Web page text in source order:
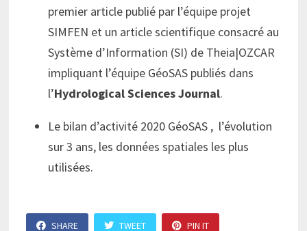
premier article publié par l’équipe projet
SIMFEN et un article scientifique consacré au
Système d’Information (SI) de Theia|OZCAR
impliquant l’équipe GéoSAS publiés dans
l’Hydrological Sciences Journal.
Le bilan d’activité 2020 GéoSAS , l’évolution
sur 3 ans, les données spatiales les plus
utilisées.
SHARE TWEET PIN IT